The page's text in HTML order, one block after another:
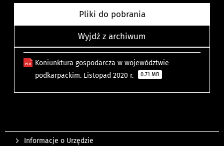
Pliki do pobrania
Wyjdź z archiwum
Koniunktura gospodarcza w województwie
podkarpackim. Listopad 2020 r.
0.71 MB
Informacje o Urzędzie